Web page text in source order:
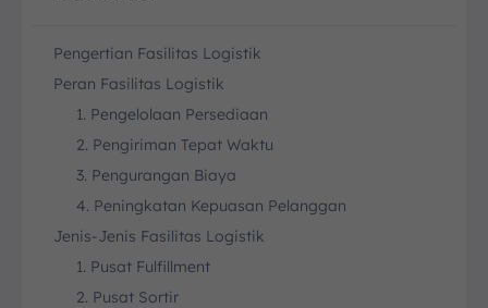
Pengertian Fasilitas Logistik
Peran Fasilitas Logistik
1. Pengelolaan Persediaan
2. Pengiriman Tepat Waktu
3. Pengurangan Biaya
4. Peningkatan Kepuasan Pelanggan
Jenis-Jenis Fasilitas Logistik
1. Pusat Fulfillment
2. Pusat Sortir